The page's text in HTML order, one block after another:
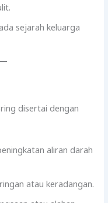
sejarah keluarga
disertai dengan
aliran darah
atau keradangan.